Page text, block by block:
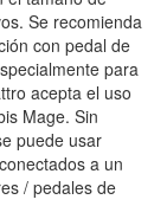
Se recomienda
con pedal de
para
acepta el uso
Mage. Sin
puede usar
a un
/ pedales de